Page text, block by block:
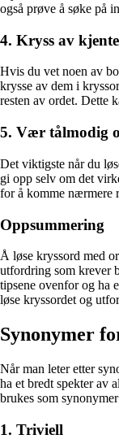
også prøve å søke på
4. Kryss av
Hvis du vet noen av
krysse av dem i
resten av ordet. Dette
5. Vær tålmodig
Det viktigste når du
gi opp selv om det
for å komme nærmere
Oppsummering
Å løse kryssord med
utfordring som krever
tipsene ovenfor og ha
løse kryssordet og
Synonymer
Når man leter etter
ha et bredt spekter av
brukes som
1. Triviell